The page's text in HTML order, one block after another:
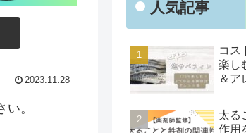
2023.11.28
。
人気記事
コス
楽し
＆ア
太る
作用